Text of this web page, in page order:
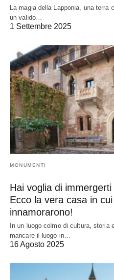
La magia della Lapponia, una
un valido…
1 Settembre 2025
MONUMENTI
Hai voglia di
Ecco la vera casa in
innamorarono!
In un luogo colmo di cultura, storia
mancare il luogo in…
16 Agosto 2025